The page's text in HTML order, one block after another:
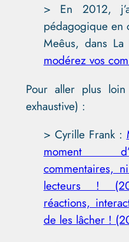
> En 2012,
pédagogique en
Meêus, dans
modérez vos
Pour aller plus
exhaustive) :
> Cyrille Frank :
moment
commentaires,
lecteurs !
réactions,
de les lâcher !